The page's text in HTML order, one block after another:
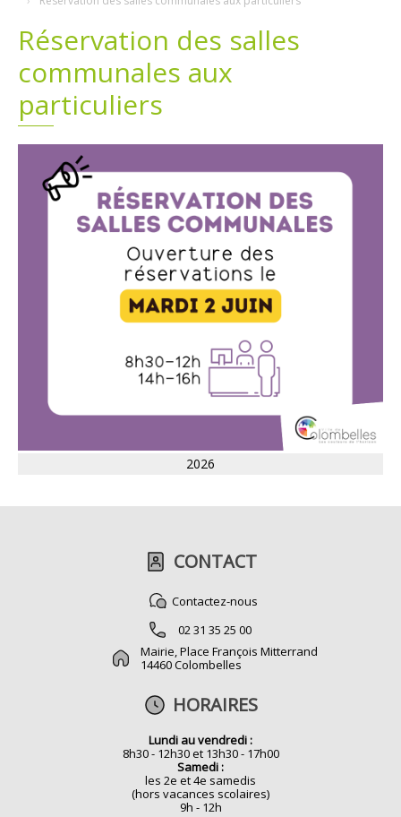
Réservation des salles
communales aux
particuliers
2026
CONTACT
Contactez-nous
02 31 35 25 00
Mairie, Place François Mitterrand
14460 Colombelles
HORAIRES
Lundi au vendredi :
8h30 - 12h30 et 13h30 - 17h00
Samedi :
les 2e et 4e samedis
(hors vacances scolaires)
9h - 12h
Plans
Demandes légales
Emploi
Marchés publics
Grands projets